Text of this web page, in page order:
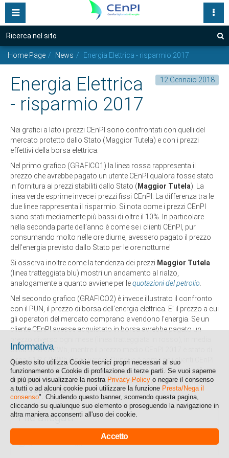
Motore
di
ricerca
Servizi per Aziende
CEnPI SiCura
Porta un amico
CEnPI Green
Approfondimenti
Le sedi
Accesso Funzionari
Chi Siamo
Il Consorzio
Partner
News
Link
Contatti
ADERSICI ORA
Home Page News Energia Elettrica - risparmio 2017
12 Gennaio 2018
Energia Elettrica
- risparmio 2017
Nei grafici a lato i prezzi CEnPI sono confrontati con quelli del
mercato protetto dallo Stato (Maggior Tutela) e con i prezzi
effettivi della borsa elettrica.
Nel primo grafico (GRAFICO1) la linea rossa rappresenta il
prezzo che avrebbe pagato un utente CEnPI qualora fosse stato
in fornitura ai prezzi stabiliti dallo Stato ( Maggior Tutela). La
linea verde esprime invece i prezzi fissi CEnPI. La differenza tra le
due linee rappresenta il risparmio. Si nota come i prezzi CEnPI
siano stati mediamente più bassi di oltre il 10%. In particolare
nella seconda parte dell’anno è come se i clienti CEnPI, pur
consumando molto nelle ore diurne, avessero pagato il prezzo
dell’energia previsto dallo Stato per le ore notturne!
Si osserva inoltre come la tendenza dei prezzi Maggior Tutela
(linea tratteggiata blu) mostri un andamento al rialzo,
analogamente a quanto avviene per lequotazioni del petrolio
Nel secondo grafico (GRAFICO2) è invece illustrato il confronto
con il PUN, il prezzo di borsa dell’energia elettrica. E’ il prezzo a cui
gli operatori del mercato comprano e vendono l’energia. Se un
cliente CEnPI avesse acquistato in borsa avrebbe pagato un
circa 57.8 €/MWh, mentre il prezzo medio CEnPI 2017 è stato di
circa 51.3 €/MWh (linea verde). Dunque è come se i clienti CEnPI
avessero pagato l’energia non semplicemente “all’ingrosso”, ma
addirittura “sottocosto”, con una differenza di oltre 6.5 €/MWh,
pari ad oltre il 10%.
File allegati
Informativa
Questo sito utilizza Cookie tecnici propri necessari al suo
funzionamento e Cookie di profilazione di terze parti. Se vuoi saperne
di più puoi visualizzare la nostra Privacy Policy o negare il consenso
a tutti o ad alcuni cookie puoi utilizzare la funzione Presta/Nega il
consenso". Chiudendo questo banner, scorrendo questa pagina,
cliccando su qualunque suo elemento o proseguendo la navigazione in
altra maniera acconsenti all'uso dei cookie.
Accetto